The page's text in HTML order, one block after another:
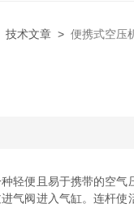
技术文章 > 便携式空压
轻便且易于携带的空气
气阀进入气缸。连杆